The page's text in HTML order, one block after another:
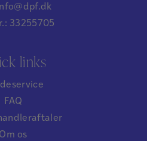
33255705
links
FAQ
Om os